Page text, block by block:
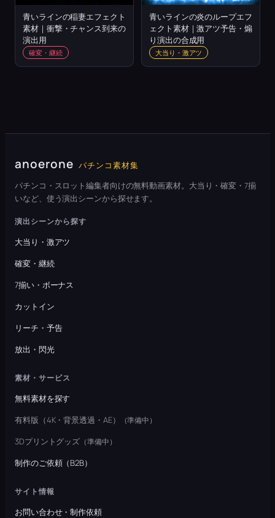
青いラインの稲妻エフェクト
素材｜衝撃・チャンス到来の
演出用
確変・継続
青いラインの炎のループエフ
ェクト素材｜激アツ予告・煽
り演出の合成用
大当り・激アツ
anoerone パチンコ素材集
パチンコ・スロット編集者向けの無料動画素材。大当り・確変・7揃
いなど、使う演出シーンから探せます。
演出シーンから探す
大当り・激アツ
確変・継続
7揃い・ボーナス
カットイン
リーチ・予告
放出・閃光
素材・サービス
無料素材を探す
有料版（4K・背景透過・AE）
（準備中）
3Dプリントグッズ （準備中）
制作のご依頼（B2B）
サイト情報
お問い合わせ・制作依頼